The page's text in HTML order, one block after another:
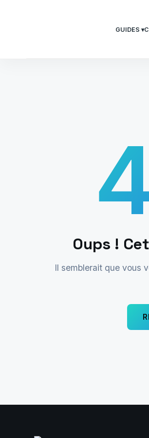
GUIDES ▾
Oups !
Il semblerait que vous